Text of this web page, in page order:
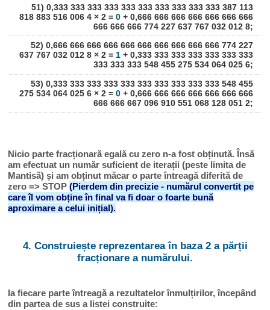
51) 0,333 333 333 333 333 333 333 333 333 333 387 113
818 883 516 006 4 × 2 = 0+ 0,666 666 666 666 666 666 666
666 666 666 774 227 637 767 032 012 8;
52) 0,666 666 666 666 666 666 666 666 666 666 774 227
637 767 032 012 8 × 2 = 1+ 0,333 333 333 333 333 333 333
333 333 333 548 455 275 534 064 025 6;
53) 0,333 333 333 333 333 333 333 333 333 333 548 455
275 534 064 025 6 × 2 = 0+ 0,666 666 666 666 666 666 666
666 666 667 096 910 551 068 128 051 2;
Nicio parte fracționară egală cu zero n-a fost obținută. Însă
am efectuat un număr suficient de iterații (peste limita de
Mantisă) și am obținut măcar o parte întreagă diferită de
zero => STOP(Pierdem din precizie - numărul convertit pe
care îl vom obține în final va fi doar o foarte bună
aproximare a celui inițial).
4. Construiește reprezentarea în baza 2 a părții
fracționare a numărului.
Ia fiecare parte întreagă a rezultatelor înmulțirilor, începând
din partea de sus a listei construite: